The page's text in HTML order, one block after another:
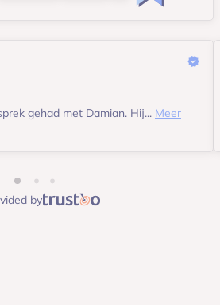
gehad met Damian. Hij... Meer
by